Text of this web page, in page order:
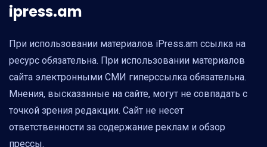
ipress.am
При использовании материалов iPress.am ссылка на
ресурс обязательна. При использовании материалов
сайта электронными СМИ гиперссылка обязательна.
Мнения, высказанные на сайте, могут не совпадать с
точкой зрения редакции. Сайт не несет
ответственности за содержание реклам и обзор
прессы.